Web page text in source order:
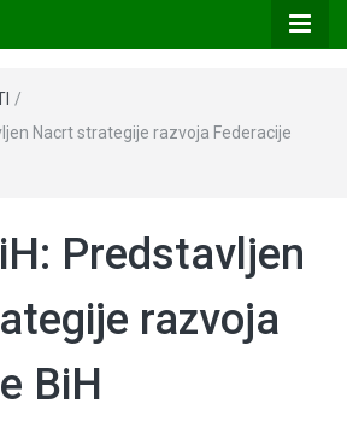
/
Nacrt strategije razvoja Federacije
Predstavljen
razvoja
BiH